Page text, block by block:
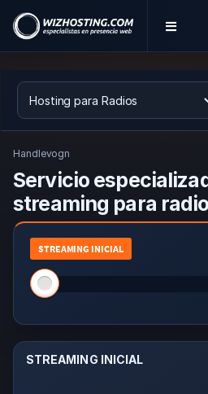
Handlevogn
Servicio
streaming para
STREAMING INICIAL
STREAMING INICIAL
STREAMING INICIAL